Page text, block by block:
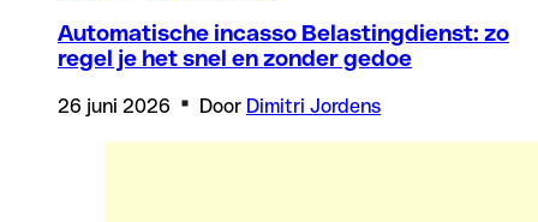
Automatische incasso Belastingdienst: zo
regel je het snel en zonder gedoe
26 juni 2026 Door Dimitri Jordens